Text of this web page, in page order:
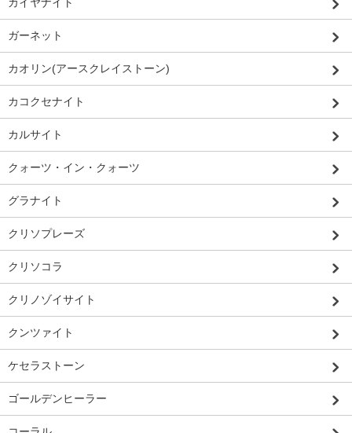
カイヤナイト
ガーネット
カオリン(アースクレイストーン)
カコクセナイト
カルサイト
クォーツ・イン・クォーツ
グラナイト
クリソプレーズ
クリソコラ
クリノゾイサイト
クンツァイト
ケセラストーン
ゴールデンヒーラー